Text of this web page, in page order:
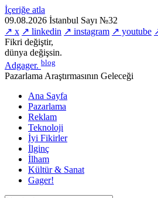
İçeriğe atla
09.08.2026 İstanbul Sayı №32
↗ x ↗ linkedin ↗ instagram ↗ youtube
Fikri değiştir,
dünya değişsin.
Adgager. blog
Pazarlama Araştırmasının Geleceği
Ana Sayfa
Pazarlama
Reklam
Teknoloji
İyi Fikirler
İlginç
İlham
Kültür & Sanat
Gager!